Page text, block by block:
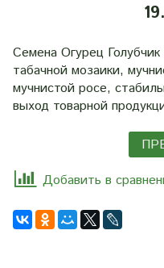
Семена Огурец
табачной мозаики,
мучнистой росе,
выход товарной
Добавить в